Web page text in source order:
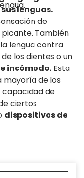
lenguas.
de
También
lengua contra
los dientes o un
incómodo. Esta
mayoría de los
de
ciertos
dispositivos de